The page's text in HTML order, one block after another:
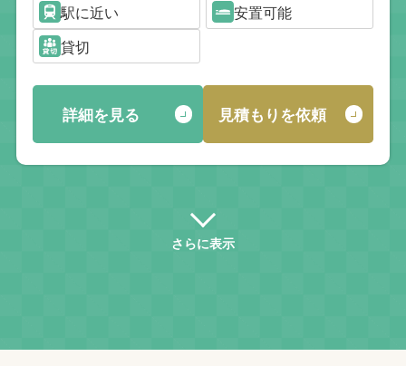
駅に近い
安置可能
貸切
詳細を見る 見積もりを依頼
さらに表示